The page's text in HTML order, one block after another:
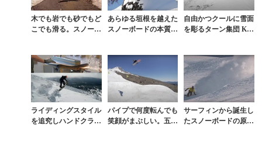
木でも岩でも砂でもど
こでも滑る。スノーボ
あらゆる垣根を越えた
スノーボードの本質を
自由かつクールに雪面
を彫るターン集団 KO
ライディングスタイル
を追究しハンドクラフ
パイプで何度転んでも
笑顔がまぶしい。五輪
サーフィンから誕生し
たスノーボードの原点